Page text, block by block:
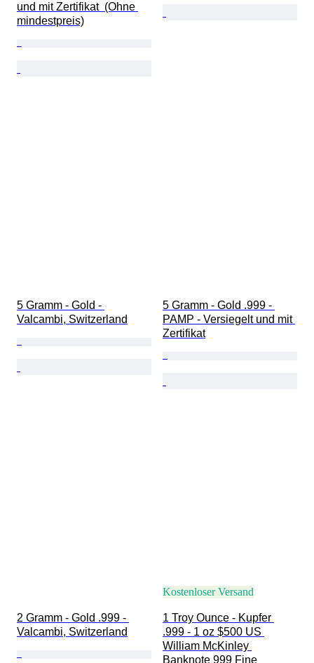
und mit Zertifikat  (Ohne
mindestpreis)
5 Gramm - Gold -
Valcambi, Switzerland
5 Gramm - Gold .999 -
PAMP - Versiegelt und mit
Zertifikat
2 Gramm - Gold .999 -
Valcambi, Switzerland
Kostenloser Versand
1 Troy Ounce - Kupfer
.999 - 1 oz $500 US
William McKinley
Banknote 999 Fine